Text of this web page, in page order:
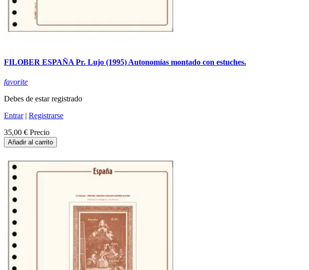
FILOBER ESPAÑA Pr. Lujo (1995) Autonomías montado con estuches.
favorite
Debes de estar registrado
Entrar| Registrarse
35,00 € Precio
Añadir al carrito